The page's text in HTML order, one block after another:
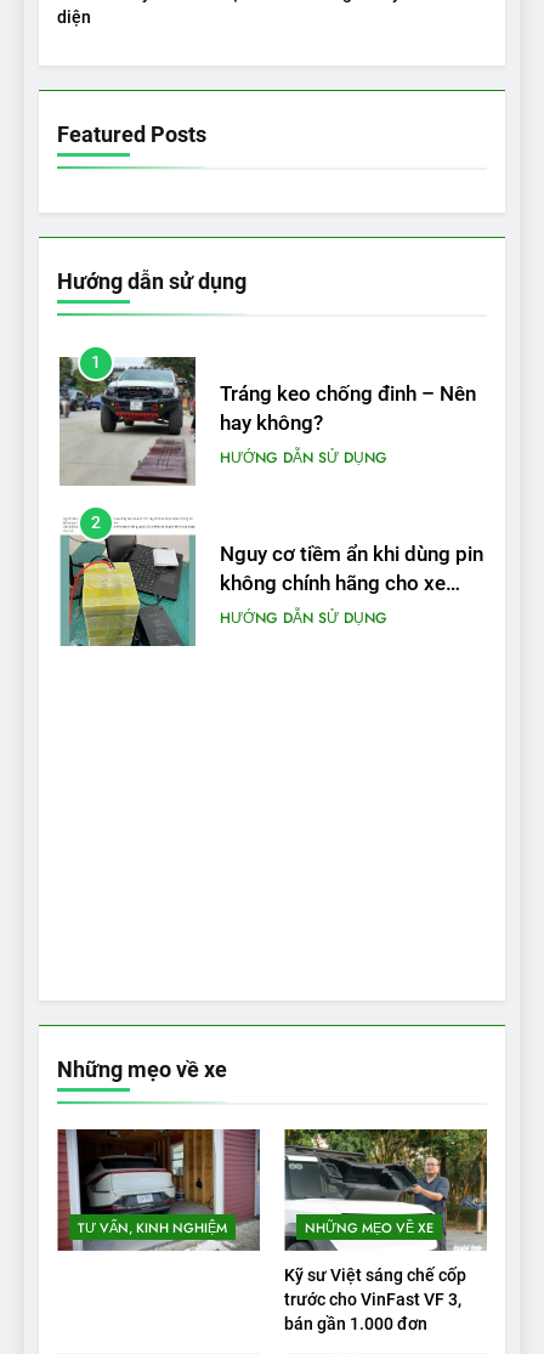
diện
Featured Posts
Hướng dẫn sử dụng
1
Tráng keo chống đinh – Nên
hay không?
HƯỚNG DẪN SỬ DỤNG
2
Nguy cơ tiềm ẩn khi dùng pin
không chính hãng cho xe
máy điện
HƯỚNG DẪN SỬ DỤNG
Những mẹo về xe
TƯ VẤN, KINH NGHIỆM NHỮNG MẸO VỀ XE
Kỹ sư Việt sáng chế cốp
trước cho VinFast VF 3,
bán gần 1.000 đơn